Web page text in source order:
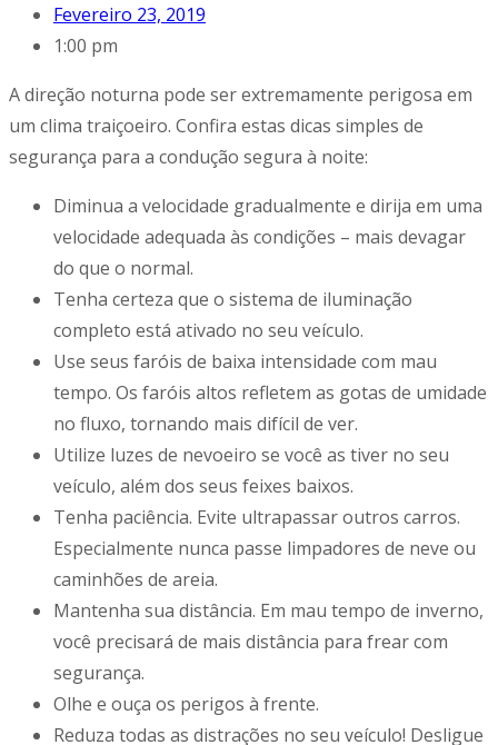
Fevereiro 23, 2019
1:00 pm
A direção noturna pode ser extremamente perigosa em
um clima traiçoeiro. Confira estas dicas simples de
segurança para a condução segura à noite:
Diminua a velocidade gradualmente e dirija em uma
velocidade adequada às condições – mais devagar
do que o normal.
Tenha certeza que o sistema de iluminação
completo está ativado no seu veículo.
Use seus faróis de baixa intensidade com mau
tempo. Os faróis altos refletem as gotas de umidade
no fluxo, tornando mais difícil de ver.
Utilize luzes de nevoeiro se você as tiver no seu
veículo, além dos seus feixes baixos.
Tenha paciência. Evite ultrapassar outros carros.
Especialmente nunca passe limpadores de neve ou
caminhões de areia.
Mantenha sua distância. Em mau tempo de inverno,
você precisará de mais distância para frear com
segurança.
Olhe e ouça os perigos à frente.
Reduza todas as distrações no seu veículo! Desligue